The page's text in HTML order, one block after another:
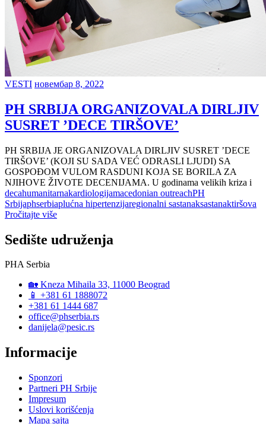
VESTI новембар 8, 2022
PH SRBIJA ORGANIZOVALA DIRLJIV
SUSRET ’DECE TIRŠOVE’
PH SRBIJA JE ORGANIZOVALA DIRLJIV SUSRET ’DECE
TIRŠOVE’ (KOJI SU SADA VEĆ ODRASLI LJUDI) SA
GOSPOĐOM VULOM RASDUNI KOJA SE BORILA ZA
NJIHOVE ŽIVOTE DECENIJAMA. U godinama velikih kriza i
decahumanitarnakardiologijamacedonian outreachPH
Srbijaphserbiaplućna hipertenzijaregionalni sastanaksastanaktiršova
Pročitajte više
Sedište udruženja
PHA Serbia
🏡 Kneza Mihaila 33, 11000 Beograd
📱 +381 61 1888072
+381 61 1444 687
office@phserbia.rs
danijela@pesic.rs
Informacije
Sponzori
Partneri PH Srbije
Impresum
Uslovi korišćenja
Mapa sajta